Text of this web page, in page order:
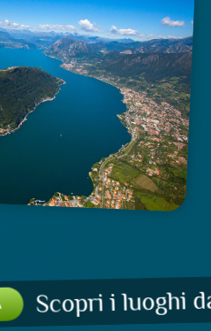
Scopri i luoghi da